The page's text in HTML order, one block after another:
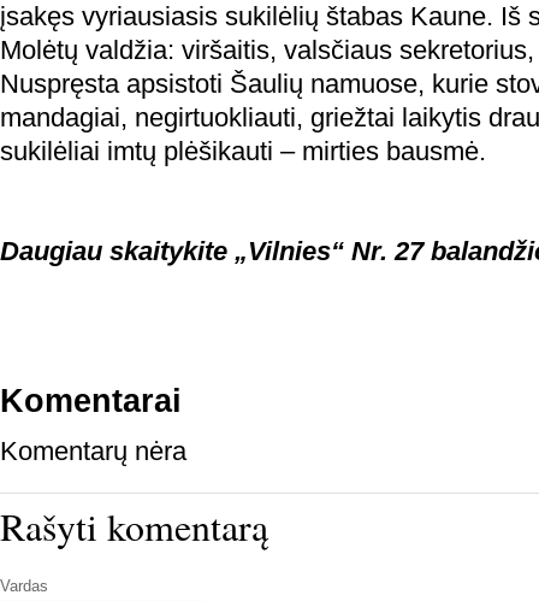
įsakęs vyriausiasis sukilėlių štabas Kaune. Iš
Molėtų valdžia: viršaitis, valsčiaus
Nuspręsta apsistoti Šaulių namuose, kurie
mandagiai, negirtuokliauti, griežtai laikytis
sukilėliai imtų plėšikauti – mirties bausmė.
Daugiau skaitykite „Vilnies“ Nr. 27
Komentarai
Komentarų nėra
Rašyti komentarą
Vardas